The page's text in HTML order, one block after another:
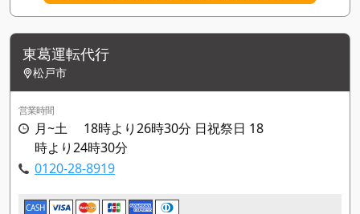
東葛運転代行
松戸市
営業時間
月~土 18時より26時30分 日祝祭日 18
時より24時30分
0120-28-8919
CASH